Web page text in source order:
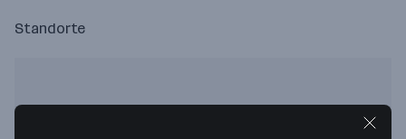
Standorte